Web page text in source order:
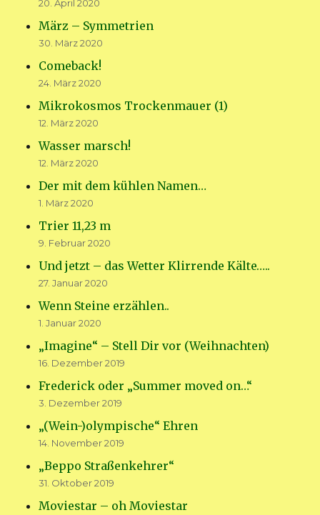
20. April 2020
März – Symmetrien
30. März 2020
Comeback!
24. März 2020
Mikrokosmos Trockenmauer (1)
12. März 2020
Wasser marsch!
12. März 2020
Der mit dem kühlen Namen…
1. März 2020
Trier 11,23 m
9. Februar 2020
Und jetzt – das Wetter Klirrende Kälte…..
27. Januar 2020
Wenn Steine erzählen..
1. Januar 2020
„Imagine“ – Stell Dir vor (Weihnachten)
16. Dezember 2019
Frederick oder „Summer moved on…“
3. Dezember 2019
„(Wein-)olympische“ Ehren
14. November 2019
„Beppo Straßenkehrer“
31. Oktober 2019
Moviestar – oh Moviestar